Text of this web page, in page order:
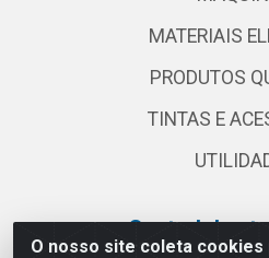
O nosso site coleta cookies
MATERIAIS
PRODUTOS
TINTAS E
Central de